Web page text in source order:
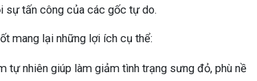
sự tấn công của các gốc tự do.
mang lại những lợi ích cụ thể:
tự nhiên giúp làm giảm tình trạng sưng đỏ, phù nề